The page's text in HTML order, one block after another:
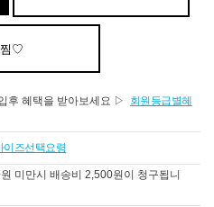
찜♡
후 혜택을 받아보세요 ▷
회원등급별혜
이즈선택요령
미만시 배송비 2,500원이 청구됩니